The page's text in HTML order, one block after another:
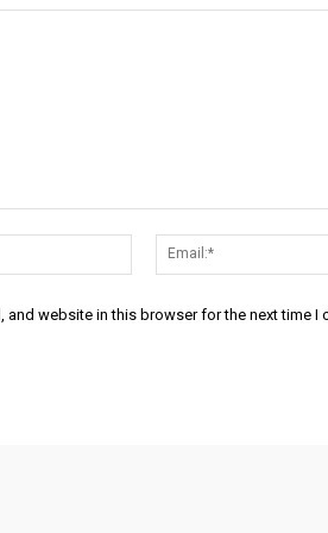
Name:*
and website in this browser for the next time I